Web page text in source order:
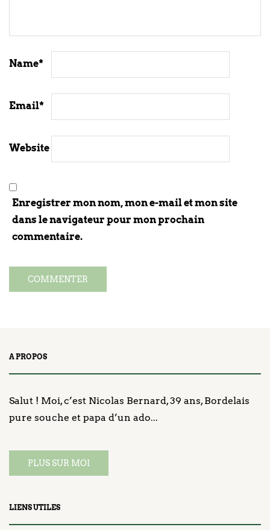
Name*
Email*
Website
Enregistrer mon nom, mon e-mail et mon site
dans le navigateur pour mon prochain
commentaire.
A PROPOS
Salut ! Moi, c’est Nicolas Bernard, 39 ans, Bordelais
pure souche et papa d’un ado...
PLUS SUR MOI
LIENS UTILES